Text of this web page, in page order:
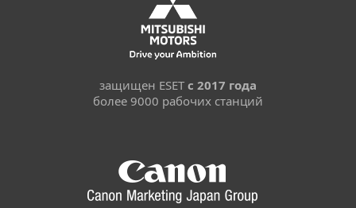
защищен ESET с 2017 года
более 9000 рабочих станций